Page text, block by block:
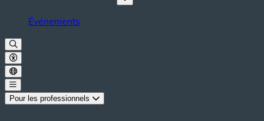
Événements
Pour les professionnels